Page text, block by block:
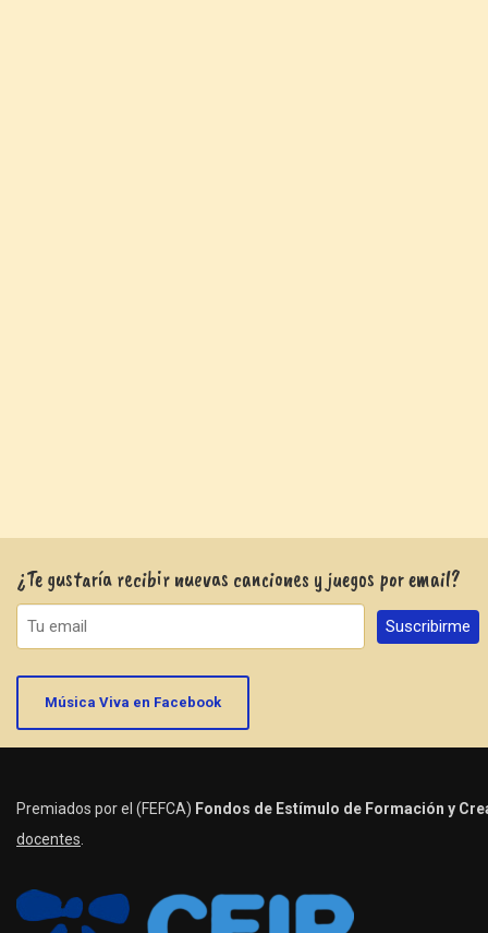
¿Te gustaría recibir nuevas canciones y juegos por email?
Música Viva en Facebook
Premiados por el (FEFCA) Fondos de Estímulo de Formación y
docentes